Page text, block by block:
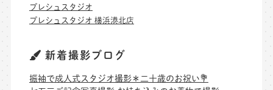
プレシュスタジオ
プレシュスタジオ 横浜港北店
新着撮影ブログ
振袖で成人式スタジオ撮影＊二十歳のお祝い💐